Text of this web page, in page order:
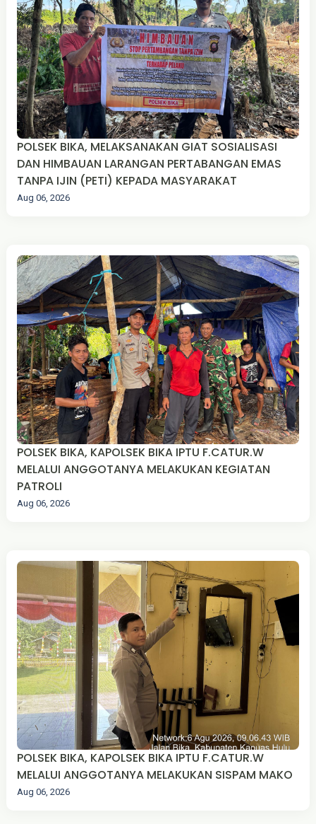
POLSEK BIKA, MELAKSANAKAN GIAT SOSIALISASI
DAN HIMBAUAN LARANGAN PERTABANGAN EMAS
TANPA IJIN (PETI) KEPADA MASYARAKAT
Aug 06, 2026
POLSEK BIKA, KAPOLSEK BIKA IPTU F.CATUR.W
MELALUI ANGGOTANYA MELAKUKAN KEGIATAN
PATROLI
Aug 06, 2026
POLSEK BIKA, KAPOLSEK BIKA IPTU F.CATUR.W
MELALUI ANGGOTANYA MELAKUKAN SISPAM MAKO
Aug 06, 2026